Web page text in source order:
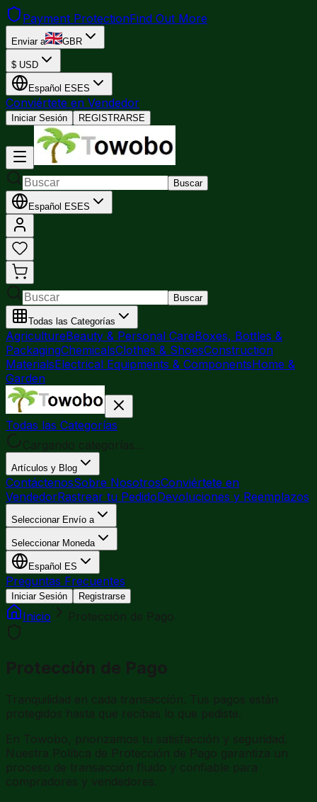
Payment ProtectionFind Out More
Enviar a GBR
$ USD
Español ES ES
Conviértete en Vendedor
Iniciar Sesión REGISTRARSE
Buscar
Español ES ES
Buscar
Todas las Categorías
AgricultureBeauty & Personal CareBoxes, Bottles &
PackagingChemicalsClothes & ShoesConstruction
MaterialsElectrical Equipments & ComponentsHome &
Garden
Todas las Categorías
Cargando categorías...
Artículos y Blog
ContáctenosSobre NosotrosConviértete en
VendedorRastrear tu PedidoDevoluciones y Reemplazos
Seleccionar Envío a
Seleccionar Moneda
Español ES
Preguntas Frecuentes
Iniciar Sesión Registrarse
Inicio Protección de Pago
Protección de Pago
Tranquilidad en cada transacción. Tus pagos están
protegidos hasta que recibas lo que pediste.
En Towobo, priorizamos tu satisfacción y seguridad.
Nuestra Política de Protección de Pago garantiza un
proceso de transacción fluido y confiable para
compradores y vendedores.